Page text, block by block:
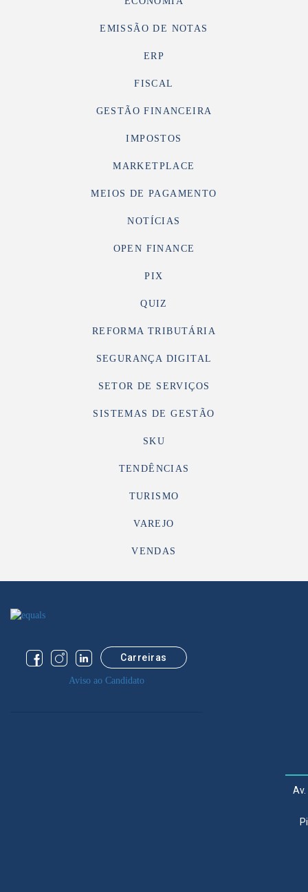
EMISSÃO DE NOTAS
ERP
FISCAL
GESTÃO FINANCEIRA
IMPOSTOS
MARKETPLACE
MEIOS DE PAGAMENTO
NOTÍCIAS
OPEN FINANCE
PIX
QUIZ
REFORMA TRIBUTÁRIA
SEGURANÇA DIGITAL
SETOR DE SERVIÇOS
SISTEMAS DE GESTÃO
SKU
TENDÊNCIAS
TURISMO
VAREJO
VENDAS
Carreiras
Aviso ao Candidato